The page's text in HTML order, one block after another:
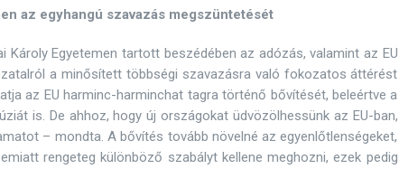
az egyhangú szavazás megszüntetését
Egyetemen tartott beszédében az adózás, valamint az EU
a minősített többségi szavazásra való fokozatos áttérést
az EU harminc-harminchat tagra történő bővítését, beleértve a
is. De ahhoz, hogy új országokat üdvözölhessünk az EU-ban,
– mondta. A bővítés tovább növelné az egyenlőtlenségeket,
rengeteg különböző szabályt kellene meghozni, ezek pedig